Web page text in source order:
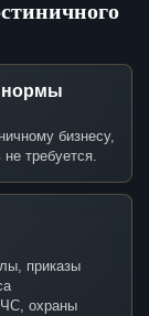
нормы
бизнесу,
требуется.
приказы
охраны